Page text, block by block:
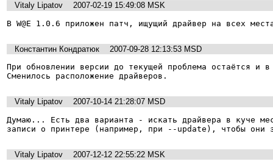
Vitaly Lipatov
2007-02-19 15:49:08 MSK
В W@E 1.0.6 приложен патч, ищущий драйвер на всех
Константин Кондратюк
2007-09-28 12:13:53 MSD
При обновлении версии до текущей проблема остаётся и
Сменилось расположение драйверов.
Vitaly Lipatov
2007-10-14 21:28:07 MSD
Думаю... Есть два варианта - искать драйвера в куче
записи о принтере (например, при --update), чтобы они
Vitaly Lipatov
2007-12-12 22:55:22 MSK